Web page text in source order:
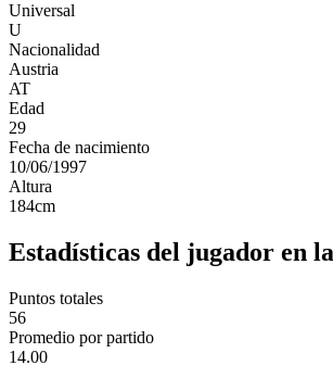
Universal
U
Nacionalidad
Austria
AT
Edad
29
Fecha de nacimiento
10/06/1997
Altura
184cm
Estadísticas del jugador en
Puntos totales
56
Promedio por partido
14.00